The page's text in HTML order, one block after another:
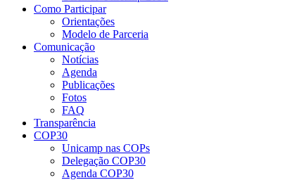
Como Participar
Orientações
Modelo de Parceria
Comunicação
Notícias
Agenda
Publicações
Fotos
FAQ
Transparência
COP30
Unicamp nas COPs
Delegação COP30
Agenda COP30